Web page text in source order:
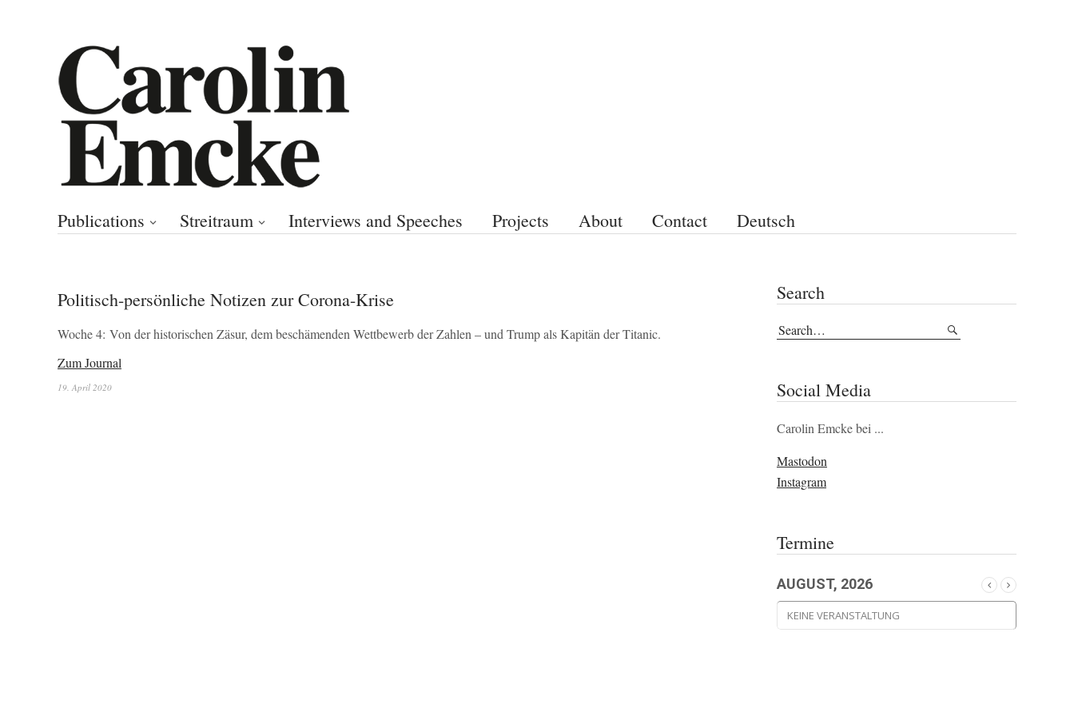
Publications Streitraum Interviews and Speeches Projects About Contact Deutsch
Politisch-persönliche Notizen zur Corona-Krise
Woche 4: Von der historischen Zäsur, dem beschämenden Wettbewerb der Zahlen – und Trump als Kapitän der Titanic.
Zum Journal
19. April 2020
Search
Social Media
Carolin Emcke bei ...
Mastodon
Instagram
Termine
AUGUST, 2026
KEINE VERANSTALTUNG